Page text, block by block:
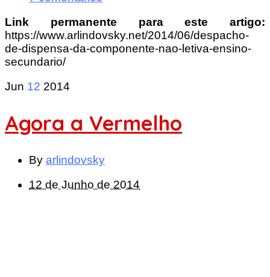
Link permanente para este artigo:
https://www.arlindovsky.net/2014/06/despacho-
de-dispensa-da-componente-nao-letiva-ensino-
secundario/
Jun 12 2014
Agora a Vermelho
By arlindovsky
12 de Junho de 2014